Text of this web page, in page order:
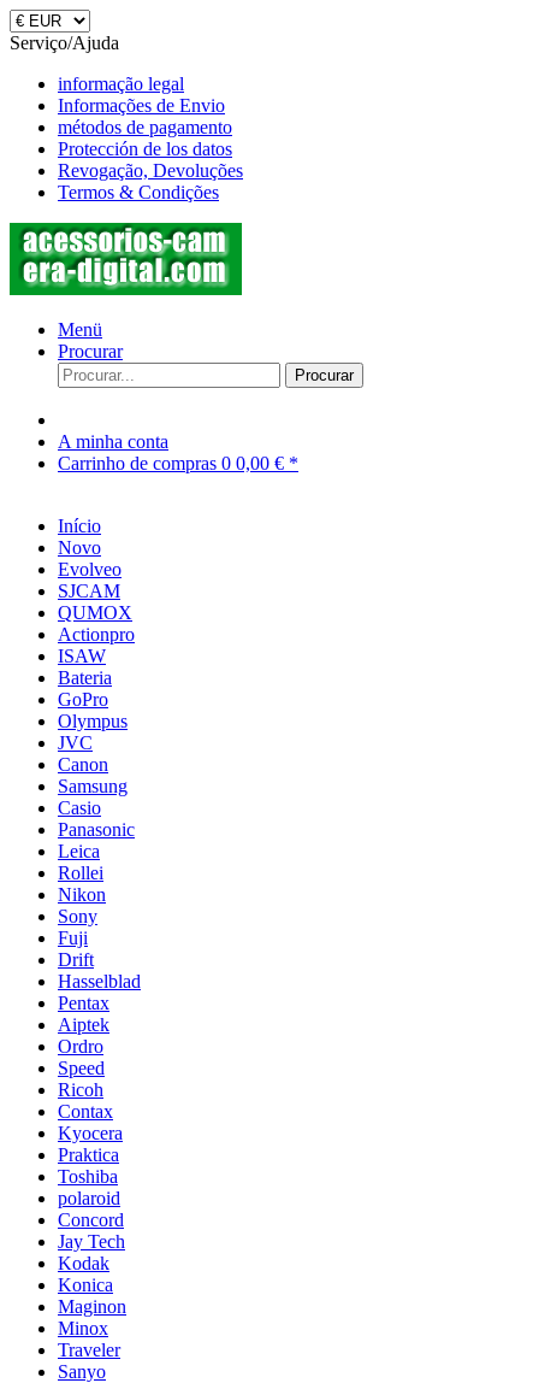
Serviço/Ajuda
informação legal
Informações de Envio
métodos de pagamento
Protección de los datos
Revogação, Devoluções
Termos & Condições
Menü
Procurar
Procurar
A minha conta
Carrinho de compras 0 0,00 € *
Início
Novo
Evolveo
SJCAM
QUMOX
Actionpro
ISAW
Bateria
GoPro
Olympus
JVC
Canon
Samsung
Casio
Panasonic
Leica
Rollei
Nikon
Sony
Fuji
Drift
Hasselblad
Pentax
Aiptek
Ordro
Speed
Ricoh
Contax
Kyocera
Praktica
Toshiba
polaroid
Concord
Jay Tech
Kodak
Konica
Maginon
Minox
Traveler
Sanyo